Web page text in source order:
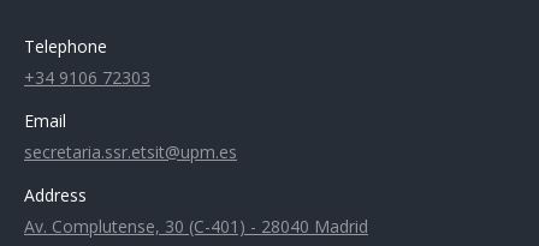
Telephone
+34 9106 72303
Email
secretaria.ssr.etsit@upm.es
Address
Av. Complutense, 30 (C-401) - 28040 Madrid